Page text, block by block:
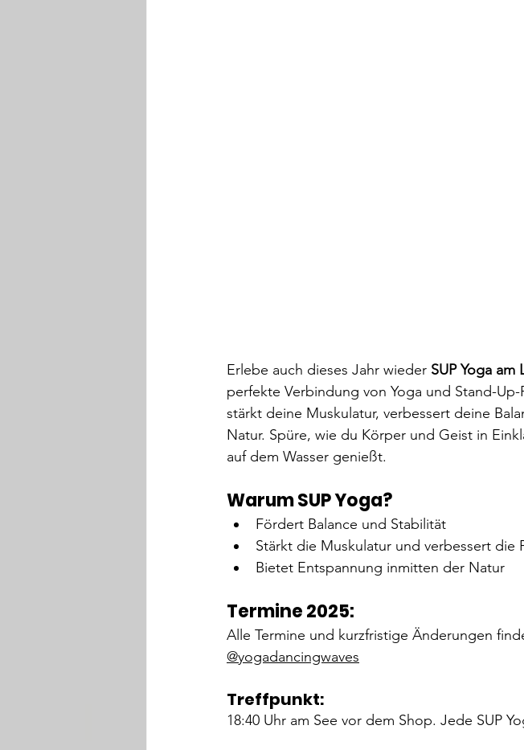
Erlebe auch dieses Jahr wieder SUP Yoga am
perfekte Verbindung von Yoga und Stand-
stärkt deine Muskulatur, verbessert deine
Natur. Spüre, wie du Körper und Geist in
auf dem Wasser genießt.
Warum SUP Yoga?
Fördert Balance und Stabilität
Stärkt die Muskulatur und verbessert die
Bietet Entspannung inmitten der Natur
Termine 2025:
Alle Termine und kurzfristige Änderungen
@yogadancingwaves
Treffpunkt:
18:40 Uhr am See vor dem Shop. Jede SUP